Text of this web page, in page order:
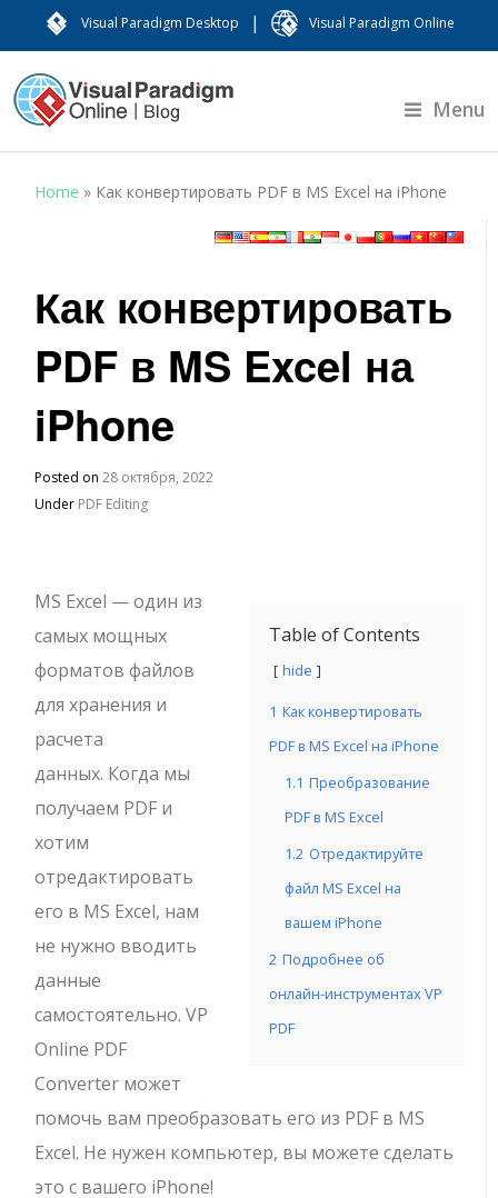
Visual Paradigm Desktop | Visual Paradigm Online
Menu
Home » Как конвертировать PDF в MS Excel на iPhone
Как конвертировать
PDF в MS Excel на
iPhone
Posted on28 октября, 2022
Under PDF Editing
Table of Contents
hide
1 Как конвертировать
PDF в MS Excel на iPhone
1.1 Преобразование
PDF в MS Excel
1.2 Отредактируйте
файл MS Excel на
вашем iPhone
2 Подробнее об
онлайн-инструментах VP
PDF
MS Excel — один из
самых мощных
форматов файлов
для хранения и
расчета
данных. Когда мы
получаем PDF и
хотим
отредактировать
его в MS Excel, нам
не нужно вводить
данные
самостоятельно. VP
Online PDF
Converter может
помочь вам преобразовать его из PDF в MS
Excel. Не нужен компьютер, вы можете сделать
это с вашего iPhone!